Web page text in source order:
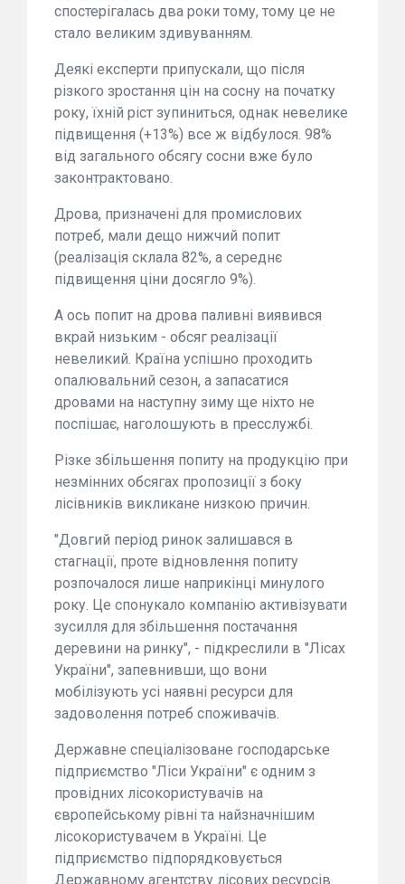
спостерігалась два роки тому, тому це не
стало великим здивуванням.
Деякі експерти припускали, що після
різкого зростання цін на сосну на початку
року, їхній ріст зупиниться, однак невелике
підвищення (+13%) все ж відбулося. 98%
від загального обсягу сосни вже було
законтрактовано.
Дрова, призначені для промислових
потреб, мали дещо нижчий попит
(реалізація склала 82%, а середнє
підвищення ціни досягло 9%).
А ось попит на дрова паливні виявився
вкрай низьким - обсяг реалізації
невеликий. Країна успішно проходить
опалювальний сезон, а запасатися
дровами на наступну зиму ще ніхто не
поспішає, наголошують в пресслужбі.
Різке збільшення попиту на продукцію при
незмінних обсягах пропозиції з боку
лісівників викликане низкою причин.
"Довгий період ринок залишався в
стагнації, проте відновлення попиту
розпочалося лише наприкінці минулого
року. Це спонукало компанію активізувати
зусилля для збільшення постачання
деревини на ринку", - підкреслили в "Лісах
України", запевнивши, що вони
мобілізують усі наявні ресурси для
задоволення потреб споживачів.
Державне спеціалізоване господарське
підприємство "Ліси України" є одним з
провідних лісокористувачів на
європейському рівні та найзначнішим
лісокористувачем в Україні. Це
підприємство підпорядковується
Державному агентству лісових ресурсів